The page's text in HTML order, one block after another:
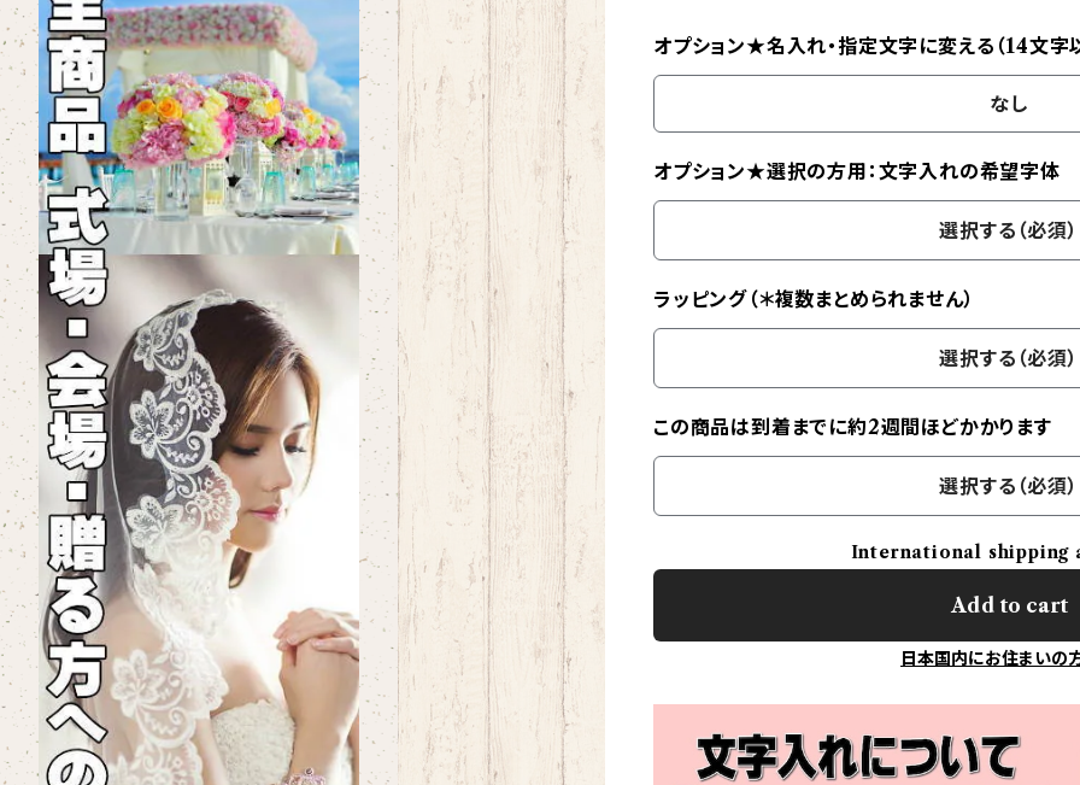
オプション★名入れ・指定文字に変える（14文字
なし
オプション★選択の方用：文字入れの希望字体
選択する（必須）
ラッピング（＊複数まとめられません）
選択する（必須）
この商品は到着までに約2週間ほどかかります
選択する（必須）
International shipping
Add to cart
日本国内にお住まいの